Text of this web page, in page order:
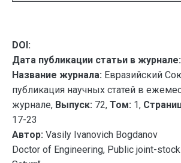
DOI:
Дата публикации статьи в журнале:
Название журнала: Евразийский
публикация научных статей в
журнале, Выпуск: 72, Том: 1,
17-23
Автор: Vasily Ivanovich Bogdanov
Doctor of Engineering, Public joint-stock